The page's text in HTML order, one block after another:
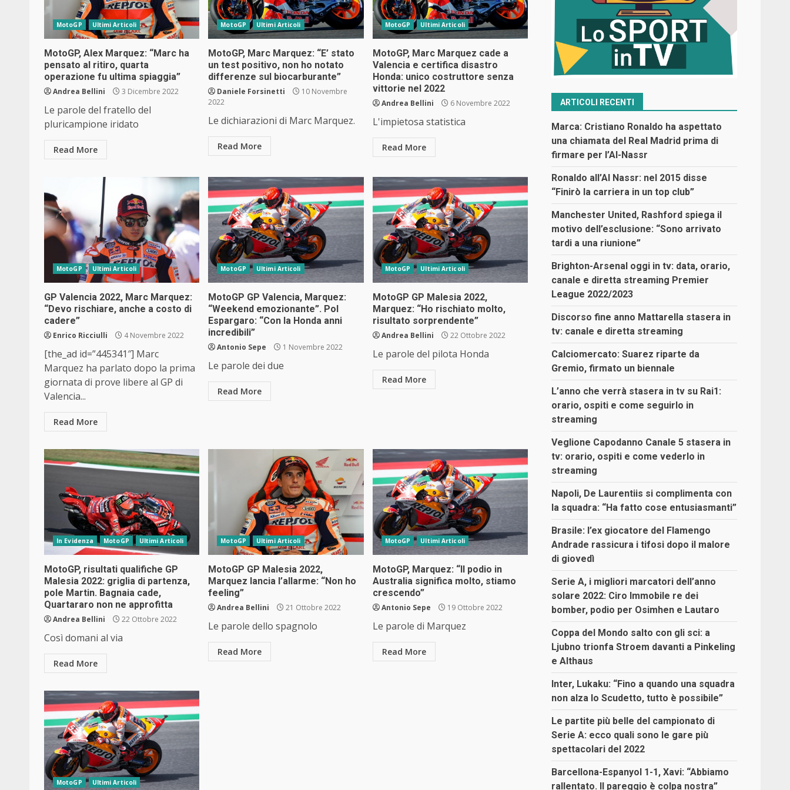
MotoGP Ultimi Articoli
MotoGP, Alex Marquez: “Marc ha
pensato al ritiro, quarta
operazione fu ultima spiaggia”
Andrea Bellini 3 Dicembre 2022
Le parole del fratello del
pluricampione iridato
Read More
MotoGP Ultimi Articoli
MotoGP, Marc Marquez: “E’ stato
un test positivo, non ho notato
differenze sul biocarburante”
Daniele Forsinetti
10 Novembre
2022
Le dichiarazioni di Marc Marquez.
Read More
MotoGP Ultimi Articoli
MotoGP, Marc Marquez cade a
Valencia e certifica disastro
Honda: unico costruttore senza
vittorie nel 2022
Andrea Bellini 6 Novembre 2022
L'impietosa statistica
Read More
MotoGP Ultimi Articoli
GP Valencia 2022, Marc Marquez:
“Devo rischiare, anche a costo di
cadere”
Enrico Ricciulli 4 Novembre 2022
[the_ad id=”445341″] Marc
Marquez ha parlato dopo la prima
giornata di prove libere al GP di
Valencia...
Read More
MotoGP Ultimi Articoli
MotoGP GP Valencia, Marquez:
“Weekend emozionante”. Pol
Espargaro: “Con la Honda anni
incredibili”
Antonio Sepe 1 Novembre 2022
Le parole dei due
Read More
MotoGP Ultimi Articoli
MotoGP GP Malesia 2022,
Marquez: “Ho rischiato molto,
risultato sorprendente”
Andrea Bellini 22 Ottobre 2022
Le parole del pilota Honda
Read More
In Evidenza MotoGP Ultimi Articoli
MotoGP, risultati qualifiche GP
Malesia 2022: griglia di partenza,
pole Martin. Bagnaia cade,
Quartararo non ne approfitta
Andrea Bellini 22 Ottobre 2022
Così domani al via
Read More
MotoGP Ultimi Articoli
MotoGP GP Malesia 2022,
Marquez lancia l’allarme: “Non ho
feeling”
Andrea Bellini 21 Ottobre 2022
Le parole dello spagnolo
Read More
MotoGP Ultimi Articoli
MotoGP, Marquez: “Il podio in
Australia significa molto, stiamo
crescendo”
Antonio Sepe 19 Ottobre 2022
Le parole di Marquez
Read More
MotoGP Ultimi Articoli
ARTICOLI RECENTI
Marca: Cristiano Ronaldo ha aspettato
una chiamata del Real Madrid prima di
firmare per l’Al-Nassr
Ronaldo all’Al Nassr: nel 2015 disse
“Finirò la carriera in un top club”
Manchester United, Rashford spiega il
motivo dell’esclusione: “Sono arrivato
tardi a una riunione”
Brighton-Arsenal oggi in tv: data, orario,
canale e diretta streaming Premier
League 2022/2023
Discorso fine anno Mattarella stasera in
tv: canale e diretta streaming
Calciomercato: Suarez riparte da
Gremio, firmato un biennale
L’anno che verrà stasera in tv su Rai1:
orario, ospiti e come seguirlo in
streaming
Veglione Capodanno Canale 5 stasera in
tv: orario, ospiti e come vederlo in
streaming
Napoli, De Laurentiis si complimenta con
la squadra: “Ha fatto cose entusiasmanti”
Brasile: l’ex giocatore del Flamengo
Andrade rassicura i tifosi dopo il malore
di giovedì
Serie A, i migliori marcatori dell’anno
solare 2022: Ciro Immobile re dei
bomber, podio per Osimhen e Lautaro
Coppa del Mondo salto con gli sci: a
Ljubno trionfa Stroem davanti a Pinkeling
e Althaus
Inter, Lukaku: “Fino a quando una squadra
non alza lo Scudetto, tutto è possibile”
Le partite più belle del campionato di
Serie A: ecco quali sono le gare più
spettacolari del 2022
Barcellona-Espanyol 1-1, Xavi: “Abbiamo
rallentato. Il pareggio è colpa nostra”